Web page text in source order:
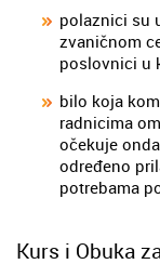
polaznici su
zvaničnom
poslovnici u
bilo koja
radnicima
očekuje
određeno
potrebama
Kurs i Obuka